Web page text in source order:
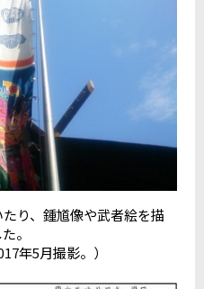
り、鍾馗像や武者絵を描
。
年5月撮影。）